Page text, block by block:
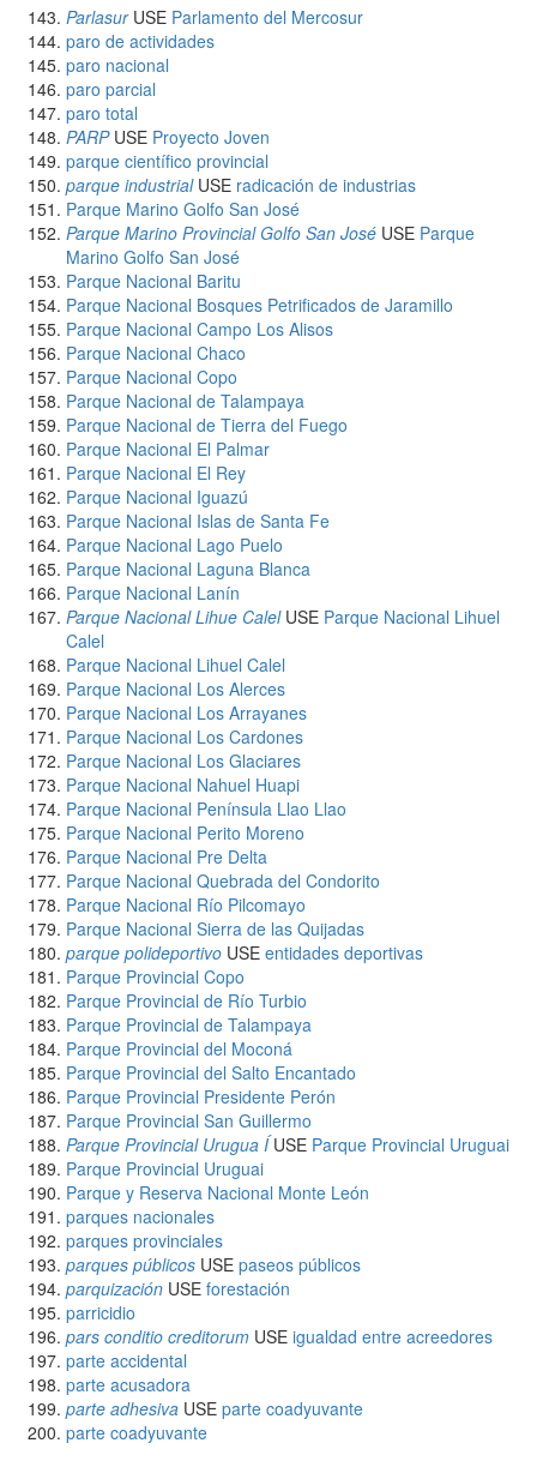
ParlasurUSE Parlamento del Mercosur
paro de actividades
paro nacional
paro parcial
paro total
PARPUSE Proyecto Joven
parque científico provincial
parque industrialUSE radicación de industrias
Parque Marino Golfo San José
Parque Marino Provincial Golfo San José USE Parque
Marino Golfo San José
Parque Nacional Baritu
Parque Nacional Bosques Petrificados de Jaramillo
Parque Nacional Campo Los Alisos
Parque Nacional Chaco
Parque Nacional Copo
Parque Nacional de Talampaya
Parque Nacional de Tierra del Fuego
Parque Nacional El Palmar
Parque Nacional El Rey
Parque Nacional Iguazú
Parque Nacional Islas de Santa Fe
Parque Nacional Lago Puelo
Parque Nacional Laguna Blanca
Parque Nacional Lanín
Parque Nacional Lihue CalelUSE Parque Nacional Lihuel
Calel
Parque Nacional Lihuel Calel
Parque Nacional Los Alerces
Parque Nacional Los Arrayanes
Parque Nacional Los Cardones
Parque Nacional Los Glaciares
Parque Nacional Nahuel Huapi
Parque Nacional Península Llao Llao
Parque Nacional Perito Moreno
Parque Nacional Pre Delta
Parque Nacional Quebrada del Condorito
Parque Nacional Río Pilcomayo
Parque Nacional Sierra de las Quijadas
parque polideportivo USE entidades deportivas
Parque Provincial Copo
Parque Provincial de Río Turbio
Parque Provincial de Talampaya
Parque Provincial del Moconá
Parque Provincial del Salto Encantado
Parque Provincial Presidente Perón
Parque Provincial San Guillermo
Parque Provincial Urugua ÍUSE Parque Provincial Uruguai
Parque Provincial Uruguai
Parque y Reserva Nacional Monte León
parques nacionales
parques provinciales
parques públicos USE paseos públicos
parquización USE forestación
parricidio
pars conditio creditorum USE igualdad entre acreedores
parte accidental
parte acusadora
parte adhesiva USE parte coadyuvante
parte coadyuvante